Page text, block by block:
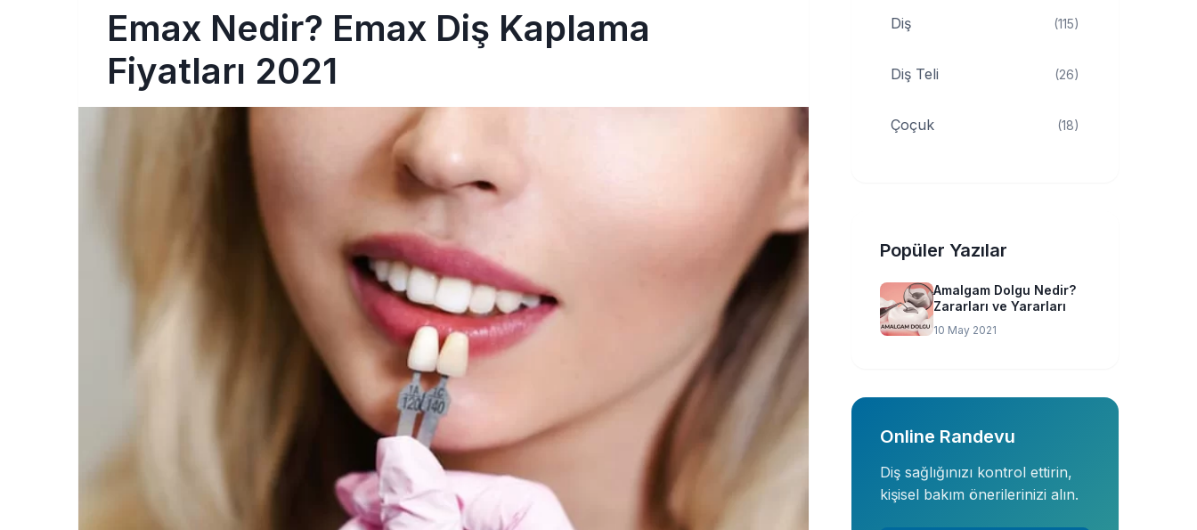
Emax Nedir? Emax Diş Kaplama
Fiyatları 2021
Diş (115)
Diş Teli (26)
Çoçuk (18)
Popüler Yazılar
Amalgam Dolgu Nedir?
Zararları ve Yararları
10 May 2021
Online Randevu
Diş sağlığınızı kontrol ettirin,
kişisel bakım önerilerinizi alın.